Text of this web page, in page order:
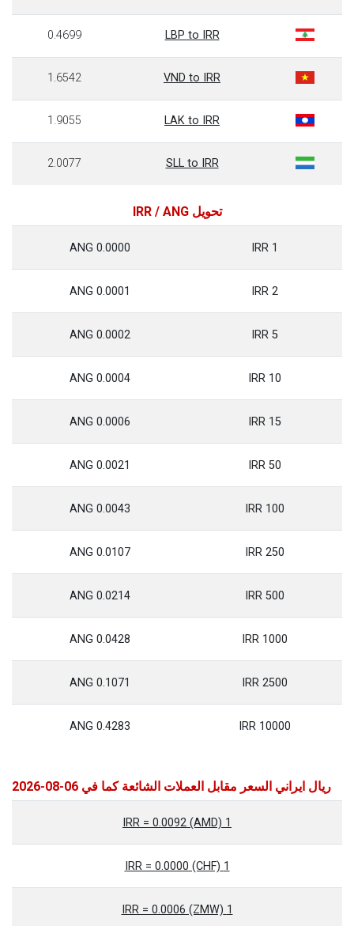
LBP to IRR
0.4699
VND to IRR
1.6542
LAK to IRR
1.9055
SLL to IRR
2.0077
تحويل IRR / ANG
1 IRR
0.0000 ANG
2 IRR
0.0001 ANG
5 IRR
0.0002 ANG
10 IRR
0.0004 ANG
15 IRR
0.0006 ANG
50 IRR
0.0021 ANG
100 IRR
0.0043 ANG
250 IRR
0.0107 ANG
500 IRR
0.0214 ANG
1000 IRR
0.0428 ANG
2500 IRR
0.1071 ANG
10000 IRR
0.4283 ANG
ريال ايراني السعر مقابل العملات الشائعة كما في 06-08-2026
1 IRR = 0.0092 (AMD)
1 IRR = 0.0000 (CHF)
1 IRR = 0.0006 (ZMW)